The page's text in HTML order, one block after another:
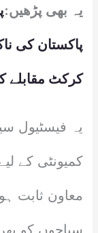
یہ بھی پڑھیں:
پاکستان کی
کرکٹ
یہ فیسٹیول
کمیونٹی کے
معاون ثابت